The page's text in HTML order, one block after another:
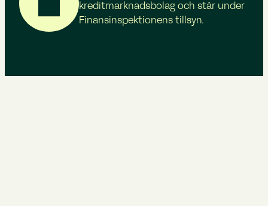
kreditmarknadsbolag och står under
Finansinspektionens tillsyn.